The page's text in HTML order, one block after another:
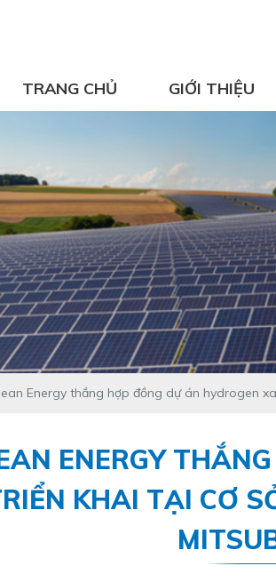
TRANG CHỦ GIỚI THIỆU
Energy thắng hợp đồng dự án hydrogen
ENERGY
KHAI TẠI CƠ